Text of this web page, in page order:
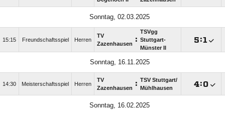
Sonntag, 02.03.2025
15:15 Freundschaftsspiel Herren
TV
Zazenhausen :
TSVgg
Stuttgart-
Münster II
:
Sonntag, 16.11.2025
14:30 Meisterschaftsspiel Herren
TV
Zazenhausen : TSV Stuttgart/​
Mühlhausen
:
Sonntag, 16.02.2025